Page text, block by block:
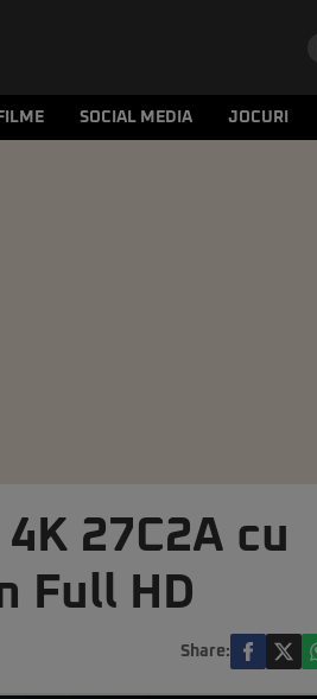
SOCIAL MEDIA JOCURI
27C2A cu
Full HD
Share: